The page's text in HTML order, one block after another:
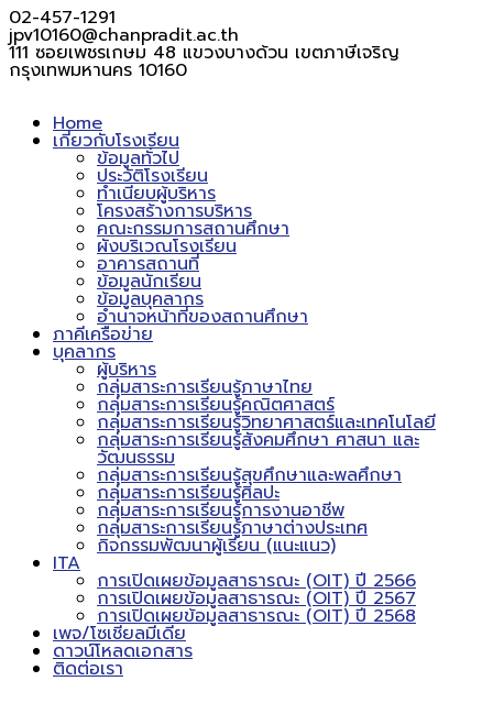
02-457-1291
jpv10160@chanpradit.ac.th
111 ซอยเพชรเกษม 48 แขวงบางด้วน เขตภาษีเจริญ
กรุงเทพมหานคร 10160
Home
เกี่ยวกับโรงเรียน
ข้อมูลทั่วไป
ประวัติโรงเรียน
ทำเนียบผู้บริหาร
โครงสร้างการบริหาร
คณะกรรมการสถานศึกษา
ผังบริเวณโรงเรียน
อาคารสถานที่
ข้อมูลนักเรียน
ข้อมูลบุคลากร
อำนาจหน้าที่ของสถานศึกษา
ภาคีเครือข่าย
บุคลากร
ผู้บริหาร
กลุ่มสาระการเรียนรู้ภาษาไทย
กลุ่มสาระการเรียนรู้คณิตศาสตร์
กลุ่มสาระการเรียนรู้วิทยาศาสตร์และเทคโนโลยี
กลุ่มสาระการเรียนรู้สังคมศึกษา ศาสนา และ
วัฒนธรรม
กลุ่มสาระการเรียนรู้สุขศึกษาและพลศึกษา
กลุ่มสาระการเรียนรู้ศิลปะ
กลุ่มสาระการเรียนรู้การงานอาชีพ
กลุ่มสาระการเรียนรู้ภาษาต่างประเทศ
กิจกรรมพัฒนาผู้เรียน (แนะแนว)
ITA
การเปิดเผยข้อมูลสาธารณะ (OIT) ปี 2566
การเปิดเผยข้อมูลสาธารณะ (OIT) ปี 2567
การเปิดเผยข้อมูลสาธารณะ (OIT) ปี 2568
เพจ/โซเชียลมีเดีย
ดาวน์โหลดเอกสาร
ติดต่อเรา